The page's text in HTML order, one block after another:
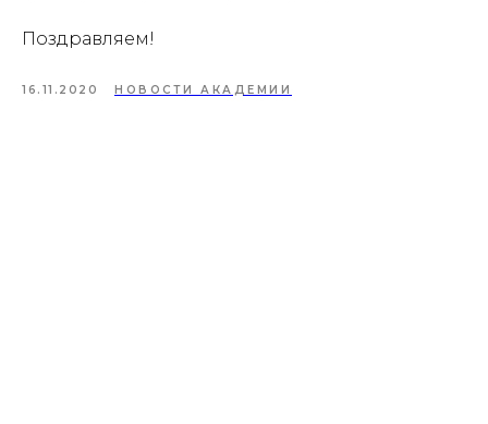
Поздравляем!
16.11.2020 НОВОСТИ АКАДЕМИИ